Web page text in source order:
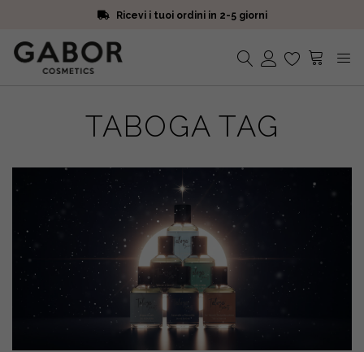
Scegli campioni omaggio a ogni ordine
Ricevi i tuoi ordini in 2-5 giorni
TABOGA TAG